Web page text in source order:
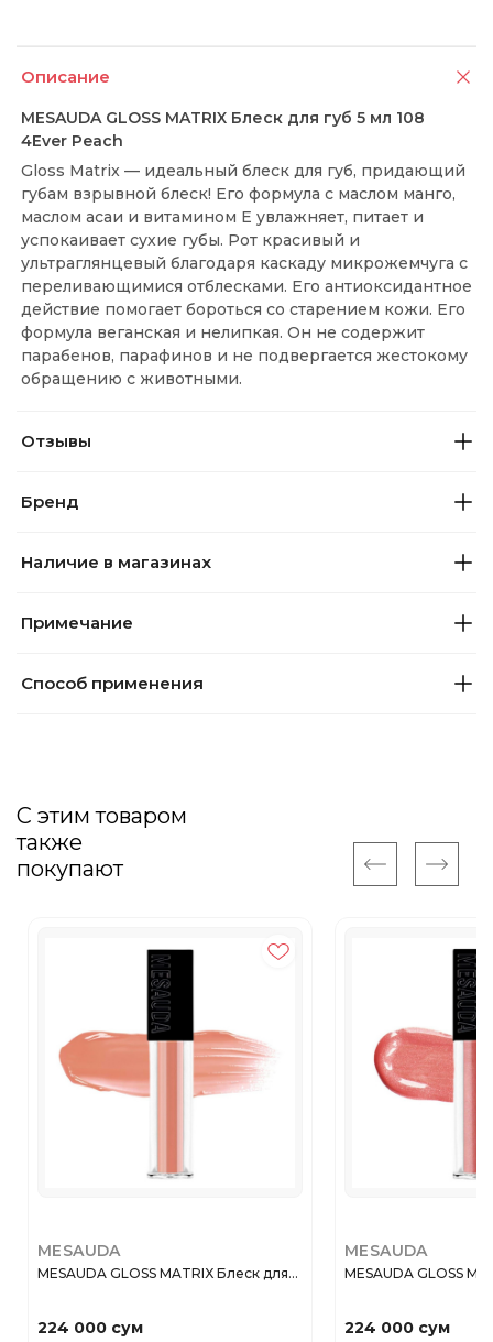
Описание
MESAUDA GLOSS MATRIX Блеск для губ 5 мл 108
4Ever Peach
Gloss Matrix — идеальный блеск для губ, придающий
губам взрывной блеск! Его формула с маслом манго,
маслом асаи и витамином Е увлажняет, питает и
успокаивает сухие губы. Рот красивый и
ультраглянцевый благодаря каскаду микрожемчуга с
переливающимися отблесками. Его антиоксидантное
действие помогает бороться со старением кожи. Его
формула веганская и нелипкая. Он не содержит
парабенов, парафинов и не подвергается жестокому
обращению с животными.
Отзывы
Бренд
Наличие в магазинах
Примечание
Способ применения
С этим товаром
также
покупают
MESAUDA
MESAUDA GLOSS MATRIX Блеск для...
224 000 сум
MESAUDA
MESAUDA GLOSS
224 000 сум